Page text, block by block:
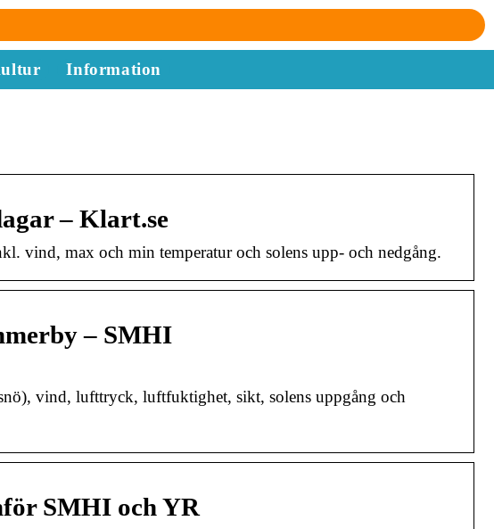
Information
– Klart.se
vind, max och min temperatur och solens upp- och nedgång.
– SMHI
vind, lufttryck, luftfuktighet, sikt, solens uppgång och
SMHI och YR